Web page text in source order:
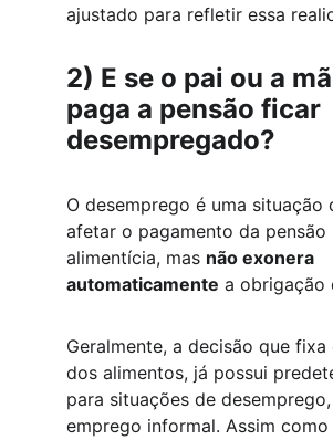
ajustado para refletir essa
2) E se o pai ou a
paga a pensão ficar
desempregado?
O desemprego é uma situação
afetar o pagamento da pensão
alimentícia, mas não exonera
automaticamente a obrigação
Geralmente, a decisão que
dos alimentos, já possui
para situações de
emprego informal. Assim